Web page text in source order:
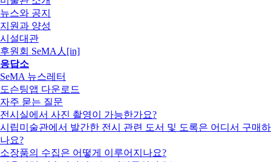
뉴스와 공지
지원과 양성
시설대관
후원회 SeMA人[in]
응답소
SeMA 뉴스레터
도슨팅앱 다운로드
자주 묻는 질문
전시실에서 사진 촬영이 가능한가요?
시립미술관에서 발간한 전시 관련 도서 및 도록은 어디서 구매하
나요?
소장품의 수집은 어떻게 이루어지나요?